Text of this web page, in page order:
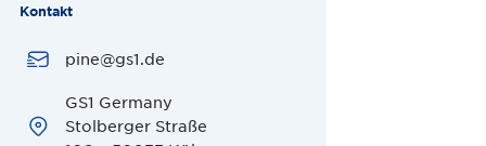
Kontakt
pine@gs1.de
GS1 Germany
Stolberger Straße